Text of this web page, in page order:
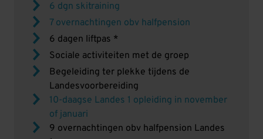
6 dgn skitraining
7 overnachtingen obv halfpension
6 dagen liftpas *
Sociale activiteiten met de groep
Begeleiding ter plekke tijdens de
Landesvoorbereiding
10-daagse Landes 1 opleiding in november
of januari
9 overnachtingen obv halfpension Landes